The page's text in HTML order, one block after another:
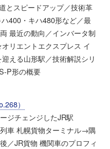
とスピードアップ／技術革
400・キハ480形など／最
最近の動向／インバータ制
リエントエクスプレス イ
える山形駅／技術解説シリ
P形の概要
）
ジチェンジしたJR駅
車 札幌貨物ターミナル→隅
／JR貨物 機関車のプロフィ